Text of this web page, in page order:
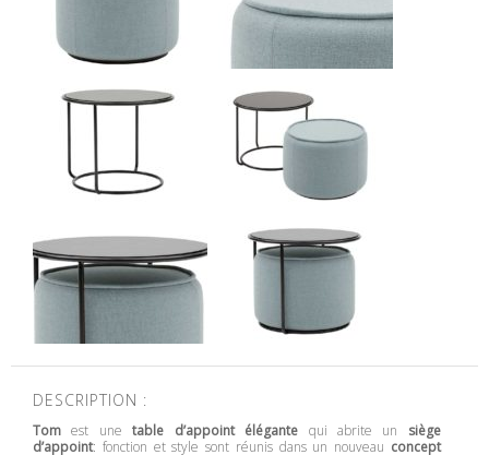
DESCRIPTION :
Tom est unetable d’appoint élégante qui abrite un siège
d’appoint: fonction et style sont réunis dans un nouveau concept